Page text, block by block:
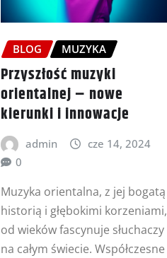
BLOG MUZYKA
Przyszłość muzyki
orientalnej – nowe
kierunki i innowacje
admin
cze 14, 2024
0
Muzyka orientalna, z jej bogatą
historią i głębokimi korzeniami,
od wieków fascynuje słuchaczy
na całym świecie. Współczesne